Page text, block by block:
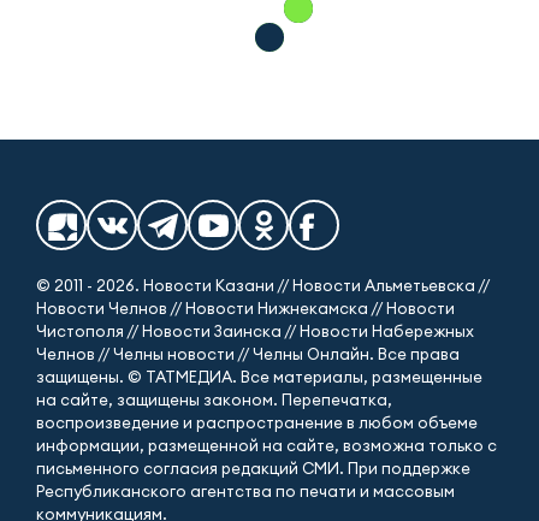
© 2011 - 2026. Новости Казани // Новости Альметьевска //
Новости Челнов // Новости Нижнекамска // Новости
Чистополя // Новости Заинска // Новости Набережных
Челнов // Челны новости // Челны Онлайн. Все права
защищены. © ТАТМЕДИА. Все материалы, размещенные
на сайте, защищены законом. Перепечатка,
воспроизведение и распространение в любом объеме
информации, размещенной на сайте, возможна только с
письменного согласия редакций СМИ. При поддержке
Республиканского агентства по печати и массовым
коммуникациям.